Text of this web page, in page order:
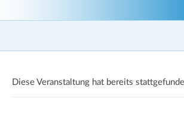
Diese Veranstaltung hat bereits